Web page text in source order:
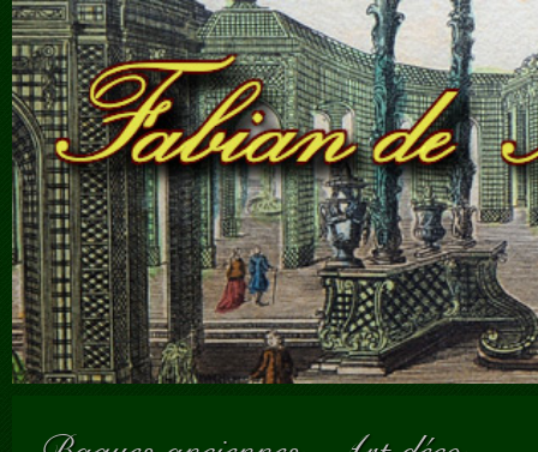
Bagues anciennes Art déco